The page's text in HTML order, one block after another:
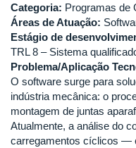
Categoria: Programas de
Áreas de Atuação:
Estágio de
TRL 8 – Sistema
Problema/Aplicação
O software surge para
indústria mecânica: o
montagem de juntas
Atualmente, a análise do
carregamentos cíclicos —